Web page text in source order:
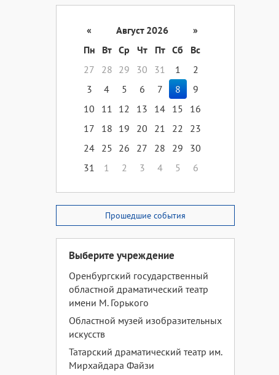
« Август 2026
»
Пн
Вт Ср Чт Пт Сб
Вс
27
28 29 30 31 1
2
3
4 5 6 7 8
9
10
11 12 13 14 15
16
17
18 19 20 21 22
23
24 25 26 27 28 29
30
31
1 2 3 4 5 6
Прошедшие события
Выберите учреждение
Оренбургский государственный
областной драматический театр
имени М. Горького
Областной музей изобразительных
искусств
Татарский драматический театр им.
Мирхайдара Файзи